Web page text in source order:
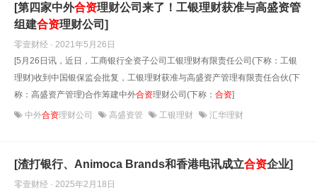
[第四家中外合资理财公司来了！工银理财获准与高盛资管
组建合资理财公司]
零壹财经 · 2021年5月26日
[5月26日讯，近日，工商银行全资子公司工银理财有限责任公司(下称：工银
理财)收到中国银保监会批复，工银理财获准与高盛资产管理有限责任合伙(下
称：高盛资产管理)合作筹建中外合资理财公司(下称： 合资]
中外合资理财公司 高盛资管 工银理财 汇华理财
[渣打银行、Animoca Brands和香港电讯成立合资企业]
零壹财经 · 2025年2月18日